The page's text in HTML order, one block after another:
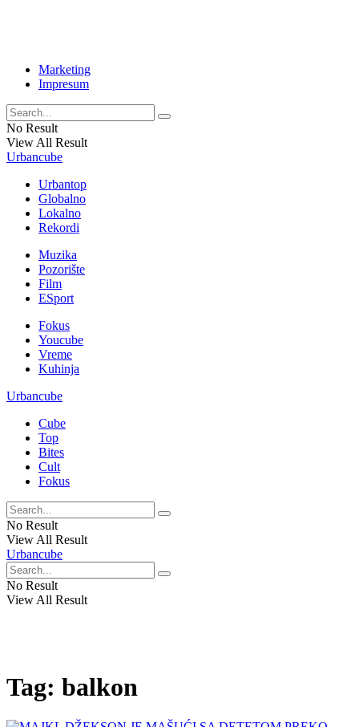
Marketing
Impresum
No Result
View All Result
Urbancube
Urbantop
Globalno
Lokalno
Rekordi
Muzika
Pozorište
Film
ESport
Fokus
Youcube
Vreme
Kuhinja
Urbancube
Cube
Top
Bites
Cult
Fokus
No Result
View All Result
Urbancube
No Result
View All Result
Tag: balkon